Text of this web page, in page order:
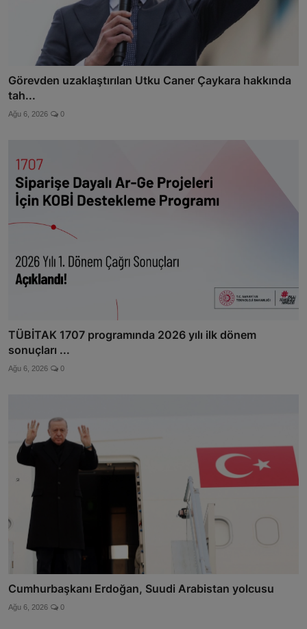
Görevden uzaklaştırılan Utku Caner Çaykara hakkında
tah...
Ağu 6, 2026 0
TÜBİTAK 1707 programında 2026 yılı ilk dönem
sonuçları ...
Ağu 6, 2026 0
Cumhurbaşkanı Erdoğan, Suudi Arabistan yolcusu
Ağu 6, 2026 0